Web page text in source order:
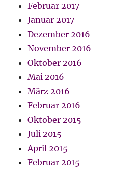
Februar 2017
Januar 2017
Dezember 2016
November 2016
Oktober 2016
Mai 2016
März 2016
Februar 2016
Oktober 2015
Juli 2015
April 2015
Februar 2015